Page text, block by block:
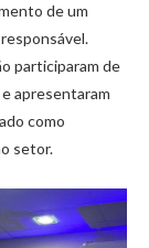
de um
participaram de
apresentaram
como
setor.